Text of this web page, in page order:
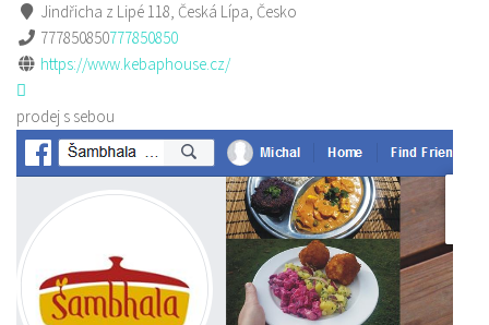
Jindřicha z Lipé 118, Česká Lípa, Česko
777850850777850850
https://www.kebaphouse.cz/
prodej s sebou